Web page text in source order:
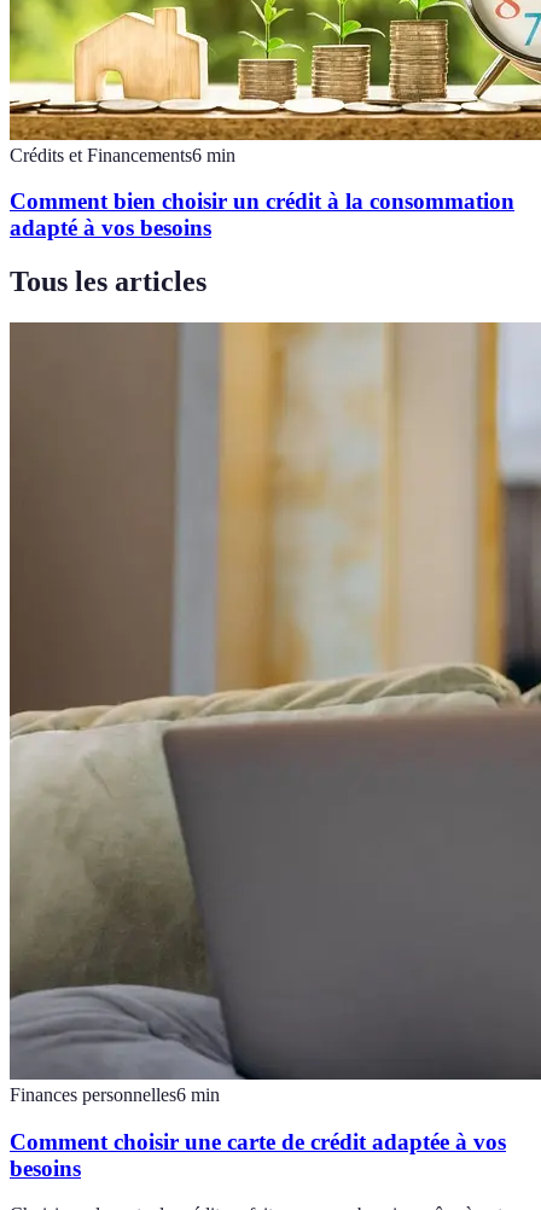
Crédits et Financements6 min
Comment bien choisir un crédit à la consommation
adapté à vos besoins
Tous les articles
Finances personnelles6 min
Comment choisir une carte de crédit adaptée à vos
besoins